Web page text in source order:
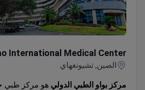
International Medical Center
الصين, تشيونغهاي
مركز بواو الطبي الدولي هو مركز طبي